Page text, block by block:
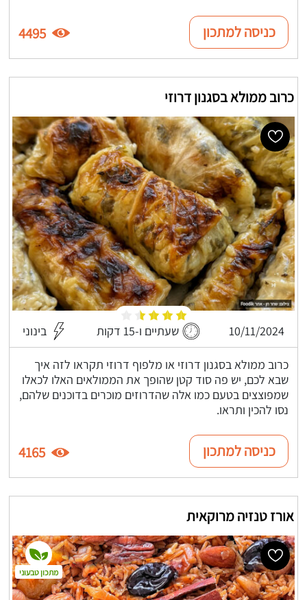
כניסה למתכון 4495
כרוב ממולא בסגנון דרוזי
10/11/2024 שעתיים ו-15 דקות בינוני
כרוב ממולא בסגנון דרוזי או מלפוף דרוזי תקראו לזה איך
שבא לכם, יש פה סוד קטן שהופך את הממולאים האלו לכאלו
שמפוצצים בטעם כמו אלה שהדרוזים מוכרים בדוכנים שלהם,
נסו להכין ותראו.
כניסה למתכון 4165
אורז טנזיה מרוקאית
מתכון טבעוני